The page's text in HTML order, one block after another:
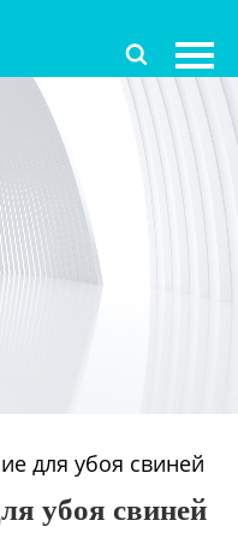

для убоя свиней
убоя свиней